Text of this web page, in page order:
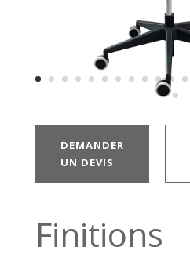
DEMANDER
UN DEVIS
Finitions